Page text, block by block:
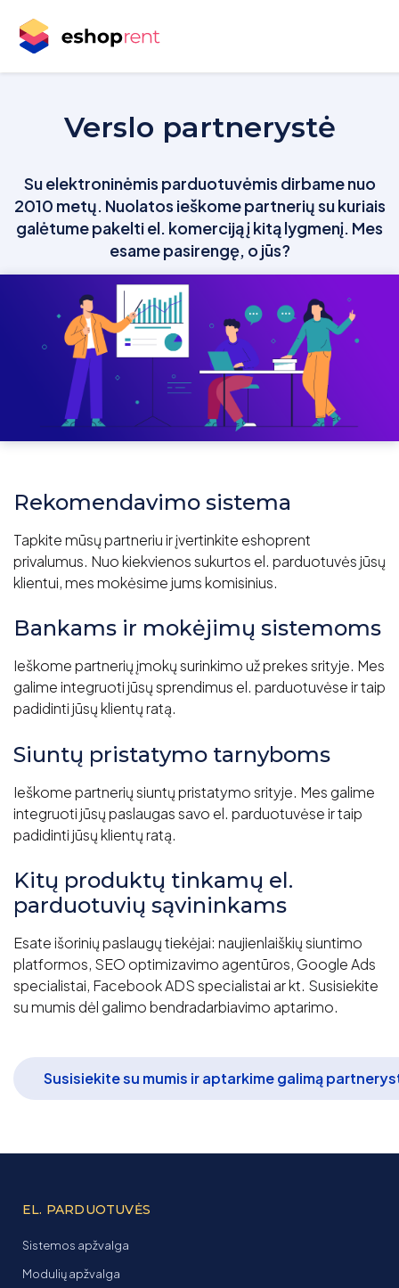
Verslo partnerystė
Su elektroninėmis parduotuvėmis dirbame nuo
2010 metų. Nuolatos ieškome partnerių su kuriais
galėtume pakelti el. komerciją į kitą lygmenį. Mes
esame pasirengę, o jūs?
Rekomendavimo sistema
Tapkite mūsų partneriu ir įvertinkite eshoprent
privalumus. Nuo kiekvienos sukurtos el. parduotuvės jūsų
klientui, mes mokėsime jums komisinius.
Bankams ir mokėjimų sistemoms
Ieškome partnerių įmokų surinkimo už prekes srityje. Mes
galime integruoti jūsų sprendimus el. parduotuvėse ir taip
padidinti jūsų klientų ratą.
Siuntų pristatymo tarnyboms
Ieškome partnerių siuntų pristatymo srityje. Mes galime
integruoti jūsų paslaugas savo el. parduotuvėse ir taip
padidinti jūsų klientų ratą.
Kitų produktų tinkamų el.
parduotuvių sąvininkams
Esate išorinių paslaugų tiekėjai: naujienlaiškių siuntimo
platformos, SEO optimizavimo agentūros, Google Ads
specialistai, Facebook ADS specialistai ar kt. Susisiekite
su mumis dėl galimo bendradarbiavimo aptarimo.
Susisiekite su mumis ir aptarkime galimą
EL. PARDUOTUVĖS
Sistemos apžvalga
Modulių apžvalga